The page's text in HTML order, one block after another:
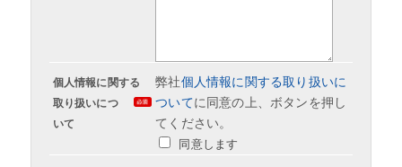
個人情報に関する
取り扱いにつ
いて
弊社個人情報に関する取り扱いに
ついてに同意の上、ボタンを押し
てください。
同意します